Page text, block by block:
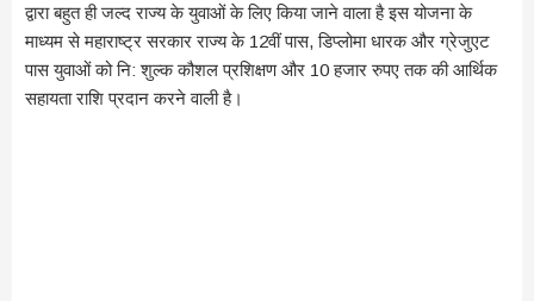
द्वारा बहुत ही जल्द राज्य के युवाओं के लिए किया जाने वाला है इस योजना के
माध्यम से महाराष्ट्र सरकार राज्य के 12वीं पास, डिप्लोमा धारक और ग्रेजुएट
पास युवाओं को नि: शुल्क कौशल प्रशिक्षण और 10 हजार रुपए तक की आर्थिक
सहायता राशि प्रदान करने वाली है।